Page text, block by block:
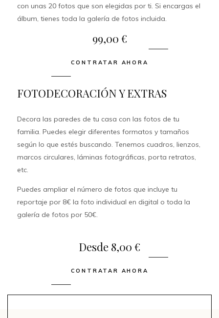
con unas 20 fotos que son elegidas por ti. Si encargas el
álbum, tienes toda la galería de fotos incluida.
99,00 €
CONTRATAR AHORA
FOTODECORACIÓN Y EXTRAS
Decora las paredes de tu casa con las fotos de tu
familia. Puedes elegir diferentes formatos y tamaños
según lo que estés buscando. Tenemos cuadros, lienzos,
marcos circulares, láminas fotográficas, porta retratos,
etc.
Puedes ampliar el número de fotos que incluye tu
reportaje por 8€ la foto individual en digital o toda la
galería de fotos por 50€.
Desde 8,00 €
CONTRATAR AHORA